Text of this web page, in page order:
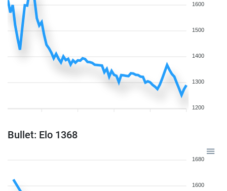
1600
1500
1400
1300
1200
Bullet: Elo 1368
1680
1600